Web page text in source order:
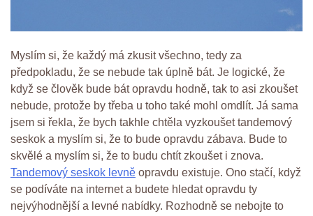
Myslím si, že každý má zkusit všechno, tedy za
předpokladu, že se nebude tak úplně bát. Je logické, že
když se člověk bude bát opravdu hodně, tak to asi zkoušet
nebude, protože by třeba u toho také mohl omdlít. Já sama
jsem si řekla, že bych takhle chtěla vyzkoušet tandemový
seskok a myslím si, že to bude opravdu zábava. Bude to
skvělé a myslím si, že to budu chtít zkoušet i znova.
Tandemový seskok levně opravdu existuje. Ono stačí, když
se podíváte na internet a budete hledat opravdu ty
nejvýhodnější a levné nabídky. Rozhodně se nebojte to